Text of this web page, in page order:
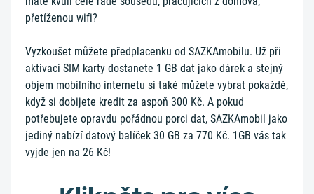
přetíženou wifi?
Vyzkoušet můžete předplacenku od SAZKAmobilu. Už při
aktivaci SIM karty dostanete 1 GB dat jako dárek a stejný
objem mobilního internetu si také můžete vybrat pokaždé,
když si dobijete kredit za aspoň 300 Kč. A pokud
potřebujete opravdu pořádnou porci dat, SAZKAmobil jako
jediný nabízí datový balíček 30 GB za 770 Kč. 1GB vás tak
vyjde jen na 26 Kč!